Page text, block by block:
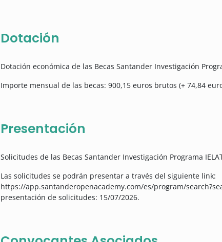
Dotación
Dotación económica de las Becas Santander Investigación
Importe mensual de las becas: 900,15 euros brutos (+ 74,84
Presentación
Solicitudes de las Becas Santander Investigación Programa
Las solicitudes se podrán presentar a través del siguiente link:
https://app.santanderopenacademy.com/es/program/
presentación de solicitudes: 15/07/2026.